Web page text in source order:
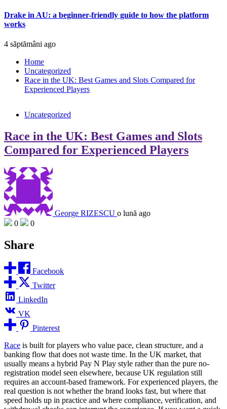
Drake in AU: a beginner-friendly guide to how the platform
works
4 săptămâni ago
Home
Uncategorized
Race in the UK: Best Games and Slots Compared for
Experienced Players
Uncategorized
Race in the UK: Best Games and Slots
Compared for Experienced Players
George RIZESCU o lună ago
0
0
Share
Facebook
Twitter
LinkedIn
VK
Pinterest
Race is built for players who value pace, clean structure, and a
banking flow that does not waste time. In the UK market, that
usually means a hybrid Pay N Play style rather than the pure no-
registration model seen elsewhere, because UK regulation still
requires an account-based framework. For experienced players, the
real question is not whether the brand looks fast, but where that
speed holds up in practice and where compliance, verification, and